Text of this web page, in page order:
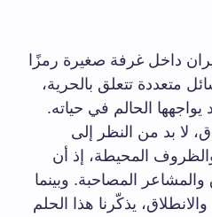
داخل غرفة صغيرة رمزًا
متعددة تتعلق بالحرية،
يواجهها الحالم في حياته.
لا بد من النظر إلى
المحيطة، إذ أن
والمشاعر المصاحبة. وبينما
يذكّرنا هذا الحلم